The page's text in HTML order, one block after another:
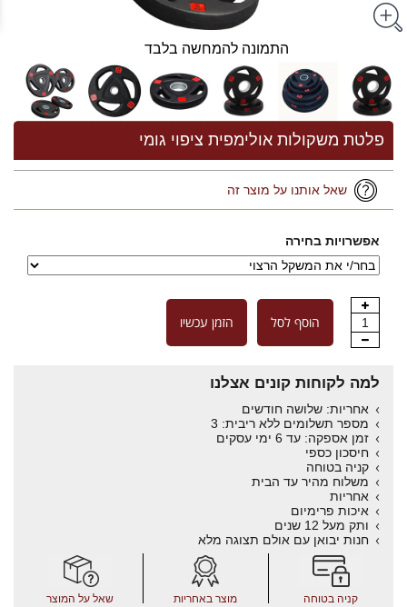
התמונה להמחשה בלבד
פלטת משקולות אולימפית ציפוי גומי
שאל אותנו על מוצר זה
אפשרויות בחירה
1 הוסף לסל הזמן עכשיו
למה לקוחות קונים אצלנו
אחריות: שלושה חודשים
מספר תשלומים ללא ריבית: 3
זמן אספקה: עד 6 ימי עסקים
חיסכון כספי
קניה בטוחה
משלוח מהיר עד הבית
אחריות
איכות פרימיום
ותק מעל 12 שנים
חנות יבואן עם אולם תצוגה מלא
קניה בטוחה מוצר באחריות שאל על המוצר